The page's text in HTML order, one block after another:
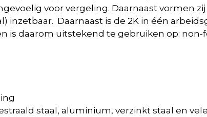
voor vergeling. Daarnaast vormen
inzetbaar. Daarnaast is de 2K in één
is daarom uitstekend te gebruiken op: non-
staal, aluminium, verzinkt staal en